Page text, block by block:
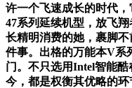
许一个飞速成长的时代
47系列延续机型，放飞
长精明消费的她，裹脚
件事。出格的万能本V系
门。不只选用Intel智能
今，都是权衡其优略的